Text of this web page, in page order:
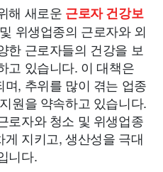
해 새로운 근로자 건강보
위생업종의 근로자와 외
한 근로자들의 건강을 보
고 있습니다. 이 대책은
, 추위를 많이 겪는 업종
원을 약속하고 있습니다.
로자와 청소 및 위생업종
지키고, 생산성을 극대
니다.